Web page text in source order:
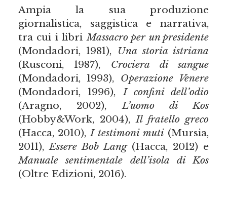
Ampia la sua produzione
giornalistica, saggistica e narrativa,
tra cui i libriMassacro per un presidente
(Mondadori, 1981), Una storia istriana
(Rusconi, 1987), Crociera di sangue
(Mondadori, 1993), Operazione Venere
(Mondadori, 1996),I confini dell’odio
(Aragno, 2002),L’uomo di Kos
(Hobby&Work, 2004),Il fratello greco
(Hacca, 2010),I testimoni muti(Mursia,
2011),Essere Bob Lang(Hacca, 2012) e
Manuale sentimentale dell’isola di Kos
(Oltre Edizioni, 2016).